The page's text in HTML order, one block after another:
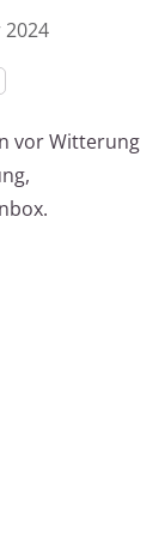
2024
vor Witterung